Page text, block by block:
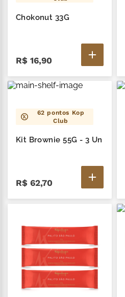
Chokonut 33G
R$ 16,90
62 pontos Kop
Club
Kit Brownie 55G - 3 Un
R$ 62,70